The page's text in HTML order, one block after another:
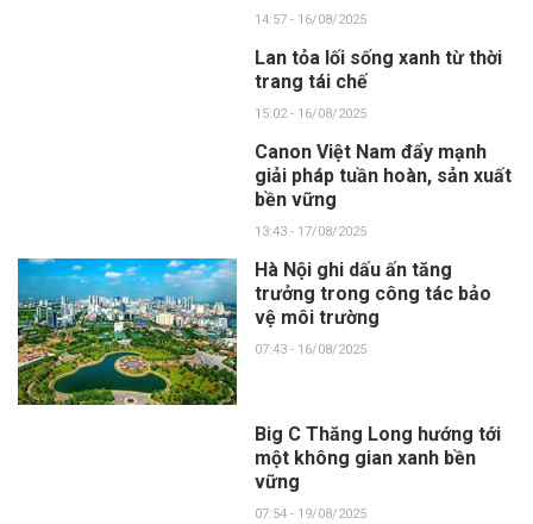
14:57 - 16/08/2025
Lan tỏa lối sống xanh từ thời
trang tái chế
15:02 - 16/08/2025
Canon Việt Nam đẩy mạnh
giải pháp tuần hoàn, sản xuất
bền vững
13:43 - 17/08/2025
Hà Nội ghi dấu ấn tăng
trưởng trong công tác bảo
vệ môi trường
07:43 - 16/08/2025
Big C Thăng Long hướng tới
một không gian xanh bền
vững
07:54 - 19/08/2025